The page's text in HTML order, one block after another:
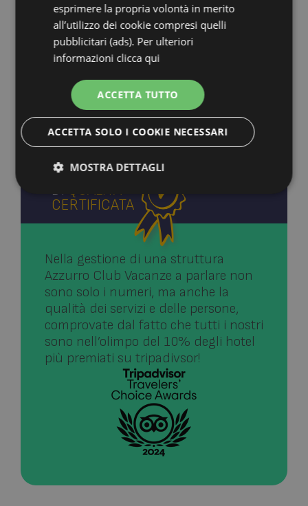
sulle pagine e l'accesso alle aree protette
del sito. Il sito web non è in grado di
funzionare correttamente senza questi
GARANZIA
DI QUALITÀ
CERTIFICATA
Nella gestione di una struttura
Azzurro Club Vacanze a parlare non
sono solo i numeri, ma anche la
qualità dei servizi e delle persone,
comprovate dal fatto che tutti i nostri
sono nell’olimpo del 10% degli hotel
più premiati su tripadivsor!
esprimere la propria volontà in merito
all’utilizzo dei cookie compresi quelli
pubblicitari (ads). Per ulteriori
informazioni clicca qui
ACCETTA TUTTO
ACCETTA SOLO I COOKIE NECESSARI
MOSTRA DETTAGLI
Tecnici Analitici
Preferenze
Tecnici Analitici
Profilazione
Preferenze
I cookie tecnici sono necessari per rendere fruibile il
sito web abilitandone funzionalità di base quali la
navigazione sulle pagine e l’utilizzo dei servizi
presenti, inoltre permettono di ricavare statistiche
anonime sulla navigazione. Il sito web non è in
grado di funzionare correttamente senza questi
Scadenza